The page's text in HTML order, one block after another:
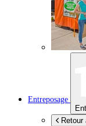
Entreposage
Retour